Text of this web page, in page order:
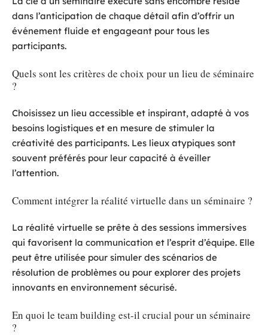
dans l’anticipation de chaque détail afin d’offrir un
événement fluide et engageant pour tous les
participants.
Quels sont les critères de choix pour un lieu de séminaire
?
Choisissez un lieu accessible et inspirant, adapté à vos
besoins logistiques et en mesure de stimuler la
créativité des participants. Les lieux atypiques sont
souvent préférés pour leur capacité à éveiller
l’attention.
Comment intégrer la réalité virtuelle dans un séminaire ?
La réalité virtuelle se prête à des sessions immersives
qui favorisent la communication et l’esprit d’équipe. Elle
peut être utilisée pour simuler des scénarios de
résolution de problèmes ou pour explorer des projets
innovants en environnement sécurisé.
En quoi le team building est-il crucial pour un séminaire
?